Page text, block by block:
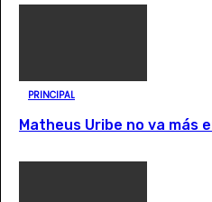
PRINCIPAL
Matheus Uribe no va más